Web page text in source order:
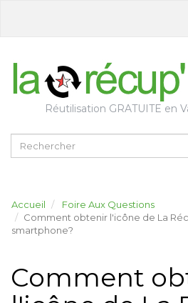
Réutilisation GRATUITE en
Accueil
Foire Aux Questions
Comment obtenir l'icône de La
smartphone?
Comment